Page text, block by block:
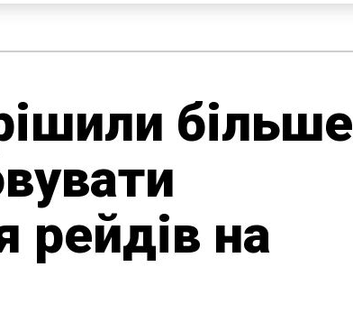
більше
рейдів на